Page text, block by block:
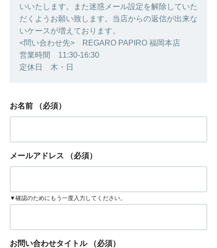
いいたします。また迷惑メール設定を解除していた
だくようお願い致します。当店からの返信が出来な
いケースが増えております。
<問い合わせ先> REGARO PAPIRO 福岡本店
営業時間 11:30-16:30
定休日 木・日
お名前 （必須）
メールアドレス （必須）
▼確認のためにもう一度入力してください。
お問い合わせタイトル （必須）